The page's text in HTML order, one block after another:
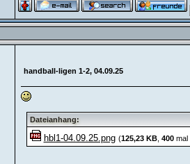
handball-ligen 1-2, 04.09.25
Dateianhang:
hbl1-04.09.25.png (125,23 KB, 400mal